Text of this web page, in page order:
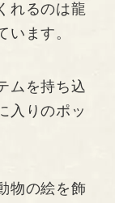
れるのは龍
います。
ムを持ち込
入りのポッ
物の絵を飾